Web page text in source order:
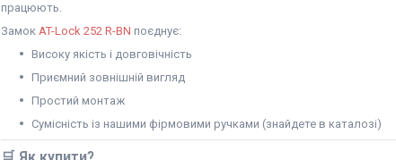
працюють.
Замок AT-Lock 252 R-BN поєднує:
Високу якість і довговічність
Приємний зовнішній вигляд
Простий монтаж
Сумісність із нашими фірмовими ручками (знайдете в каталозі)